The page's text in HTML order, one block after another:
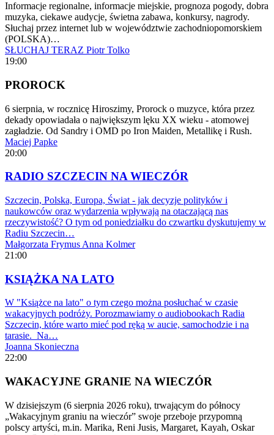
Informacje regionalne, informacje miejskie, prognoza pogody, dobra
muzyka, ciekawe audycje, świetna zabawa, konkursy, nagrody.
Słuchaj przez internet lub w województwie zachodniopomorskiem
(POLSKA)…
SŁUCHAJ TERAZ Piotr Tolko
19:00
PROROCK
6 sierpnia, w rocznicę Hiroszimy, Prorock o muzyce, która przez
dekady opowiadała o największym lęku XX wieku - atomowej
zagładzie. Od Sandry i OMD po Iron Maiden, Metallikę i Rush.
Maciej Papke
20:00
RADIO SZCZECIN NA WIECZÓR
Szczecin, Polska, Europa, Świat - jak decyzje polityków i
naukowców oraz wydarzenia wpływają na otaczającą nas
rzeczywistość? O tym od poniedziałku do czwartku dyskutujemy w
Radiu Szczecin…
Małgorzata Frymus Anna Kolmer
21:00
KSIĄŻKA NA LATO
W "Książce na lato" o tym czego można posłuchać w czasie
wakacyjnych podróży. Porozmawiamy o audiobookach Radia
Szczecin, które warto mieć pod ręką w aucie, samochodzie i na
tarasie. Na…
Joanna Skonieczna
22:00
WAKACYJNE GRANIE NA WIECZÓR
W dzisiejszym (6 sierpnia 2026 roku), trwającym do północy
„Wakacyjnym graniu na wieczór” swoje przeboje przypomną
polscy artyści, m.in. Marika, Reni Jusis, Margaret, Kayah, Oskar